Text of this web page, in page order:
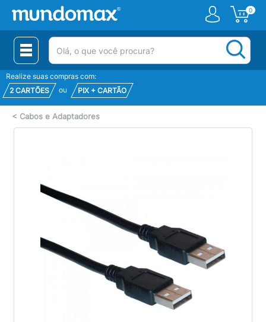
0
(pesquisar)
Realize suas compras com:
2 CARTÕES
ou PIX + CARTÃO
< Cabos e Adaptadores